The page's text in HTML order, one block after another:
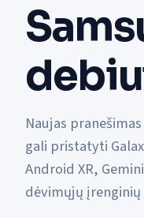
Naujas
gali pristatyti
Android XR,
dėvimųjų įrenginių